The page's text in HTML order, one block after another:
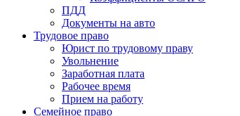
ПДД
Документы на авто
Трудовое право
Юрист по трудовому праву
Увольнение
Заработная плата
Рабочее время
Прием на работу
Семейное право